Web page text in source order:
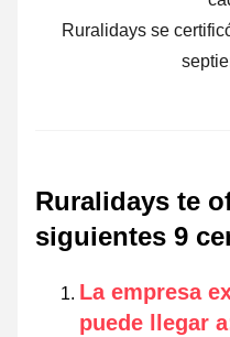
Ruralidays se
Ruralidays te
siguientes 9
La empresa
puede llegar a